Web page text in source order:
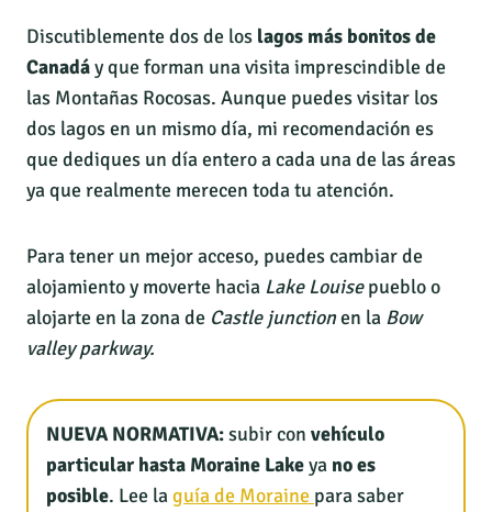
Discutiblemente dos de los lagos más bonitos de
Canadáy que forman una visita imprescindible de
las Montañas Rocosas. Aunque puedes visitar los
dos lagos en un mismo día, mi recomendación es
que dediques un día entero a cada una de las áreas
ya que realmente merecen toda tu atención.
Para tener un mejor acceso, puedes cambiar de
alojamiento y moverte hacia Lake Louisepueblo o
alojarte en la zona de Castle junctionen la Bow
valley parkway.
NUEVA NORMATIVA:subir con vehículo
particular hasta Moraine Lakeya no es
posible. Lee laguía de Moraine para saber